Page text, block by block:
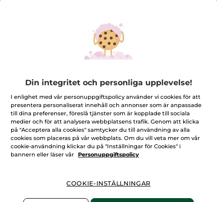
100%vegetabiliska
ingredienser
60 hektar
ekologiska odlingar
Din integritet och personliga upplevelse!
I enlighet med vår personuppgiftspolicy använder vi cookies för att
presentera personaliserat innehåll och annonser som är anpassade
till dina preferenser, föreslå tjänster som är kopplade till sociala
medier och för att analysera webbplatsens trafik. Genom att klicka
på "Acceptera alla cookies" samtycker du till användning av alla
cookies som placeras på vår webbplats. Om du vill veta mer om vår
cookie-användning klickar du på "Inställningar för Cookies" i
bannern eller läser vår
Personuppgiftspolicy
COOKIE-INSTÄLLNINGAR